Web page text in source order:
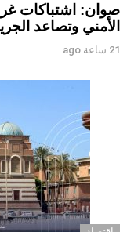
صوان: اشتباكات
الأمني وتصاعد
21 ساعة ago